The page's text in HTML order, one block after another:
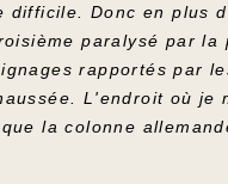
difficile. Donc en plus
paralysé par la
rapportés par
L'endroit où je
la colonne